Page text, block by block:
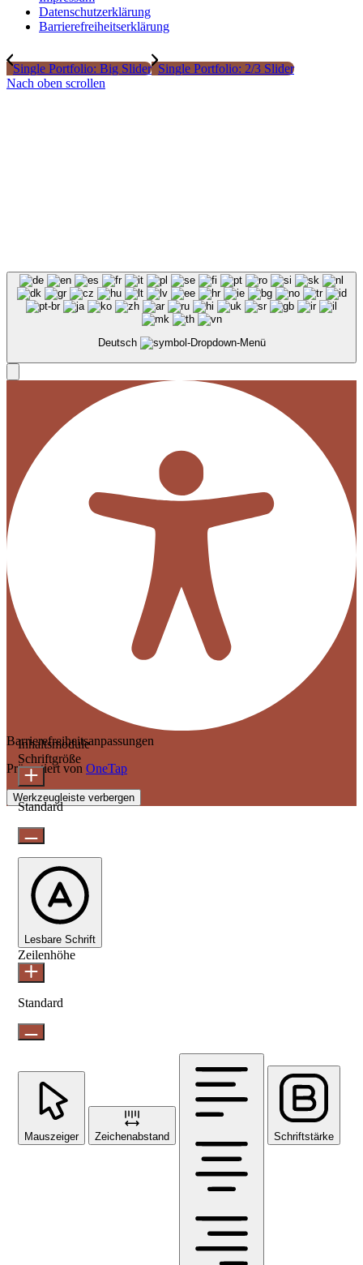
Datenschutzerklärung
Barrierefreiheitserklärung
Single Portfolio: Big Slider Single Portfolio: 2/3 Slider
Nach oben scrollen
Deutsch
Barrierefreiheitsanpassungen
Präsentiert von OneTap
Werkzeugleiste verbergen
Inhaltsmodule
Schriftgröße
Standard
Lesbare Schrift
Zeilenhöhe
Standard
Mauszeiger Zeichenabstand Schriftstärke